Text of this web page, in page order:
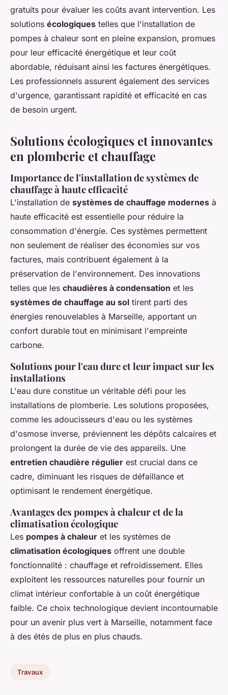
gratuits pour évaluer les coûts avant intervention. Les
solutions écologiques telles que l'installation de
pompes à chaleur sont en pleine expansion, promues
pour leur efficacité énergétique et leur coût
abordable, réduisant ainsi les factures énergétiques.
Les professionnels assurent également des services
d'urgence, garantissant rapidité et efficacité en cas
de besoin urgent.
Solutions écologiques et innovantes
en plomberie et chauffage
Importance de l'installation de systèmes de
chauffage à haute efficacité
L'installation de systèmes de chauffage modernes à
haute efficacité est essentielle pour réduire la
consommation d'énergie. Ces systèmes permettent
non seulement de réaliser des économies sur vos
factures, mais contribuent également à la
préservation de l'environnement. Des innovations
telles que les chaudières à condensation et les
systèmes de chauffage au sol tirent parti des
énergies renouvelables à Marseille, apportant un
confort durable tout en minimisant l'empreinte
carbone.
Solutions pour l'eau dure et leur impact sur les
installations
L'eau dure constitue un véritable défi pour les
installations de plomberie. Les solutions proposées,
comme les adoucisseurs d'eau ou les systèmes
d'osmose inverse, préviennent les dépôts calcaires et
prolongent la durée de vie des appareils. Une
entretien chaudière régulier est crucial dans ce
cadre, diminuant les risques de défaillance et
optimisant le rendement énergétique.
Avantages des pompes à chaleur et de la
climatisation écologique
Les pompes à chaleur et les systèmes de
climatisation écologiques offrent une double
fonctionnalité : chauffage et refroidissement. Elles
exploitent les ressources naturelles pour fournir un
climat intérieur confortable à un coût énergétique
faible. Ce choix technologique devient incontournable
pour un avenir plus vert à Marseille, notamment face
à des étés de plus en plus chauds.
Travaux